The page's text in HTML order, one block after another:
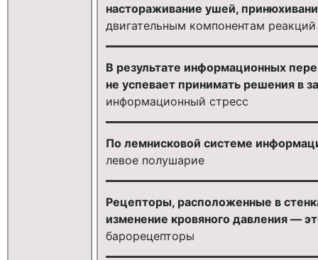
настораживание ушей,
двигательным компонентам реакций
В результате информационных
не успевает принимать решения в
информационный стресс
По лемнисковой системе
левое полушарие
Рецепторы, расположенные в
изменение кровяного давления —
барорецепторы